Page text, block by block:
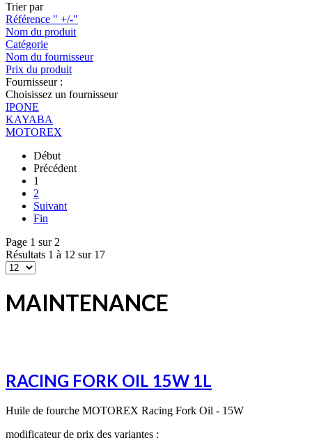
Trier par
Référence " +/-"
Nom du produit
Catégorie
Nom du fournisseur
Prix du produit
Fournisseur :
Choisissez un fournisseur
IPONE
KAYABA
MOTOREX
Début
Précédent
1
2
Suivant
Fin
Page 1 sur 2
Résultats 1 à 12 sur 17
MAINTENANCE
RACING FORK OIL 15W 1L
Huile de fourche MOTOREX Racing Fork Oil - 15W
modificateur de prix des variantes :